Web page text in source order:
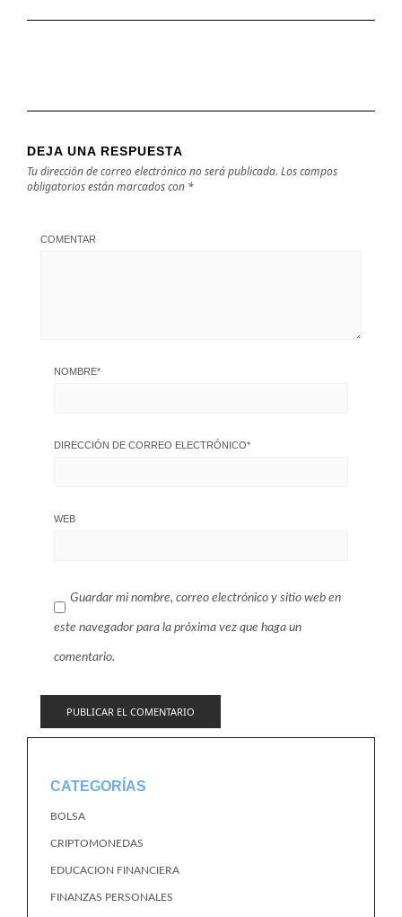
DEJA UNA RESPUESTA
Tu dirección de correo electrónico no será publicada. Los campos
obligatorios están marcados con *
COMENTAR
NOMBRE*
DIRECCIÓN DE CORREO ELECTRÓNICO*
WEB
Guardar mi nombre, correo electrónico y sitio web en
este navegador para la próxima vez que haga un
comentario.
CATEGORÍAS
BOLSA
CRIPTOMONEDAS
EDUCACION FINANCIERA
FINANZAS PERSONALES